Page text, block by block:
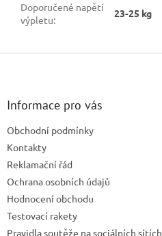
Doporučené napětí
výpletu:
23-25 kg
Z
Informace pro vás
Obchodní podmínky
Kontakty
Reklamační řád
Ochrana osobních údajů
Hodnocení obchodu
Testovací rakety
Pravidla soutěže na sociálních sítích